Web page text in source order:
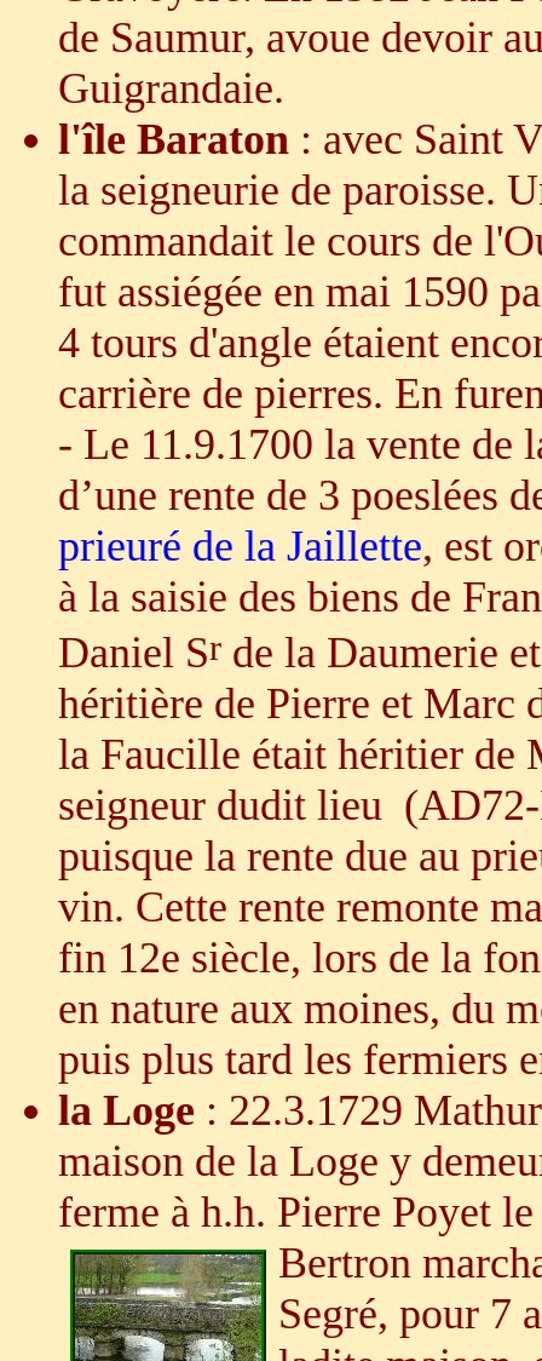
de Saumur, avoue devoir
Guigrandaie.
l'île Baraton : avec Saint
la seigneurie de paroisse.
commandait le cours de
fut assiégée en mai 1590
4 tours d'angle étaient
carrière de pierres. En
- Le 11.9.1700 la vente de
d’une rente de 3 poeslées
prieuré de la Jaillette, est
à la saisie des biens de
Daniel Sr de la Daumerie
héritière de Pierre et Marc
la Faucille était héritier de
seigneur dudit lieu (
puisque la rente due au
vin. Cette rente remonte
fin 12e siècle, lors de la
en nature aux moines, du
puis plus tard les fermiers
la Loge : 22.3.1729
maison de la Loge y
ferme à h.h. Pierre Poyet
Bertron
Segré, pour 7